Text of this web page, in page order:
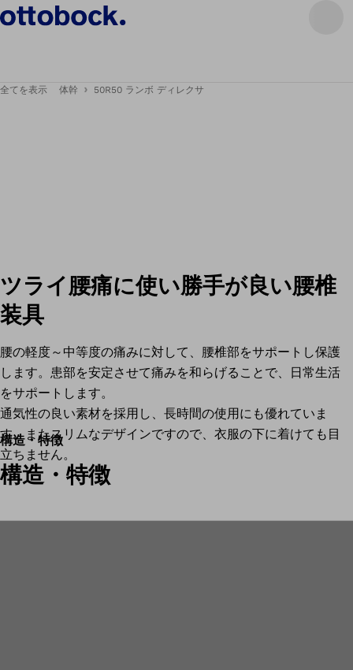
全てを表示 体幹 50R50 ランボ ディレクサ
ツライ腰痛に使い勝手が良い腰椎
装具
腰の軽度～中等度の痛みに対して、腰椎部をサポートし保護
します。患部を安定させて痛みを和らげることで、日常生活
をサポートします。
通気性の良い素材を採用し、長時間の使用にも優れていま
す。またスリムなデザインですので、衣服の下に着けても目
立ちません。
構造・特徴
構造・特徴